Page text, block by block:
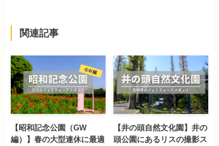
関連記事
【昭和記念公園（GW
編）】春の大型連休に最適
【井の頭自然文化園】井の
頭公園にあるリスの撮影ス